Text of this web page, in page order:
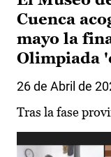
Cuenca
mayo la
Olimpiada
26 de Abril de
Tras la fase